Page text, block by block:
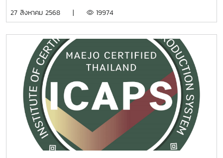
27 สิงหาคม 2568 | 19974